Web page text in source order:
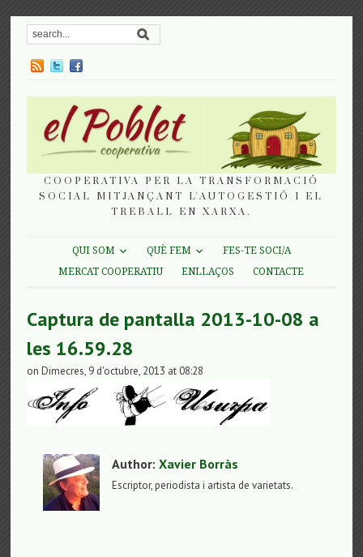
COOPERATIVA PER LA TRANSFORMACIÓ
SOCIAL MITJANÇANT L'AUTOGESTIÓ I EL
TREBALL EN XARXA.
QUI SOM QUÈ FEM
FES-TE SOCI/A
MERCAT COOPERATIU
ENLLAÇOS CONTACTE
Captura de pantalla 2013-10-08 a
les 16.59.28
on Dimecres, 9 d'octubre, 2013 at 08:28
Author:Xavier Borràs
Escriptor, periodista i artista de varietats.